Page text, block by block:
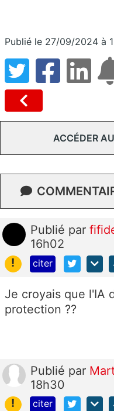
Publié le 27/09/2024 à
ACCÉDER
Publié par
16h02
!
citer
Je croyais que l'IA
protection ??
Publié par
18h30
!
citer